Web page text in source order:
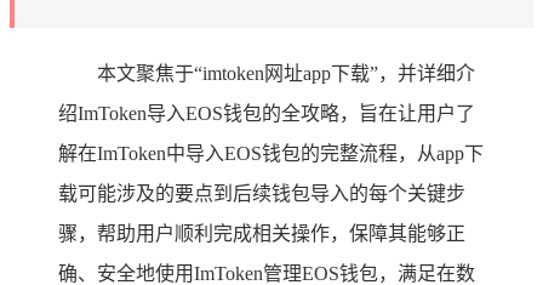
本文聚焦于“imtoken网址app下载”，并详细介
绍ImToken导入EOS钱包的全攻略，旨在让用户了
解在ImToken中导入EOS钱包的完整流程，从app下
载可能涉及的要点到后续钱包导入的每个关键步
骤，帮助用户顺利完成相关操作，保障其能够正
确、安全地使用ImToken管理EOS钱包，满足在数